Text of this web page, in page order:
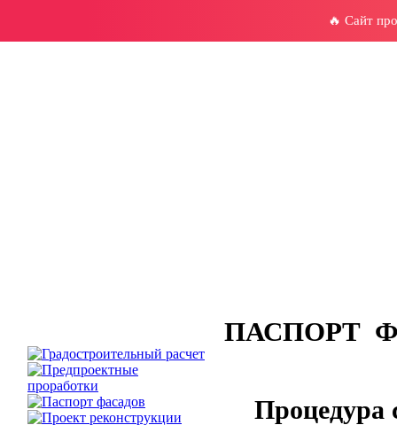
🔥 Сайт
ПАСПОРТ
Процедура